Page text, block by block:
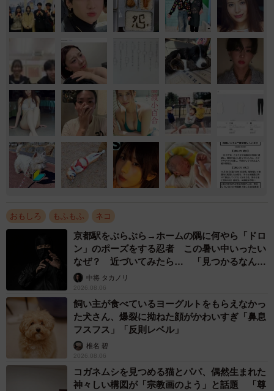
おもしろ もふもふ ネコ
京都駅をぶらぶら→ホームの隅に何やら「ドロ
ン」のポーズをする忍者 この暑い中いったい
なぜ？ 近づいてみたら… 「見つかるなんて
未熟」中将 タカノリ
2026.08.06
飼い主が食べているヨーグルトをもらえなかっ
た犬さん、爆裂に拗ねた顔がかわいすぎ「鼻息
フスフス」「反則レベル」
椎名 碧
2026.08.06
コガネムシを見つめる猫とパパ、偶然生まれた
神々しい構図が「宗教画のよう」と話題 「尊